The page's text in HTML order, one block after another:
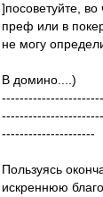
]посоветуйте, во
преф или в
не могу
В домино....)
---------------------
Пользуясь
искреннюю